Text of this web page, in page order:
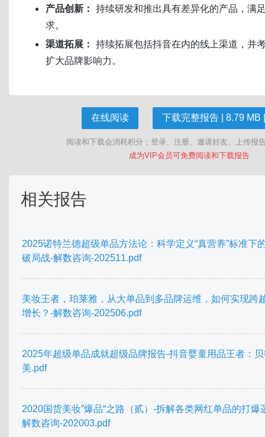
产品创新： 持续研发和推出具有差异化的产品，满
求。
渠道拓展： 持续拓展包括抖音在内的线上渠道，并
扩大品牌影响力。
在线阅读 下载完整报告 | 8.79 MB
阅读和下载会消耗积分；登录、注册、邀请好友、上传报
成为VIP会员可免费阅读和下载报告
相关报告
2025诺特兰德超级单品方法论：科学定义“真营养”标准下
破局战-解数咨询-202511.pdf
美妆王者，珀莱雅，从大单品到多品牌运维，如何实现跨
增长？-解数咨询-202506.pdf
2025年超级单品成就超级品牌报告-抖音婴童用品王者：
美.pdf
2020国货美妆”爆品“之路（贰）-拆解各类网红单品的打爆
解数咨询-202003.pdf